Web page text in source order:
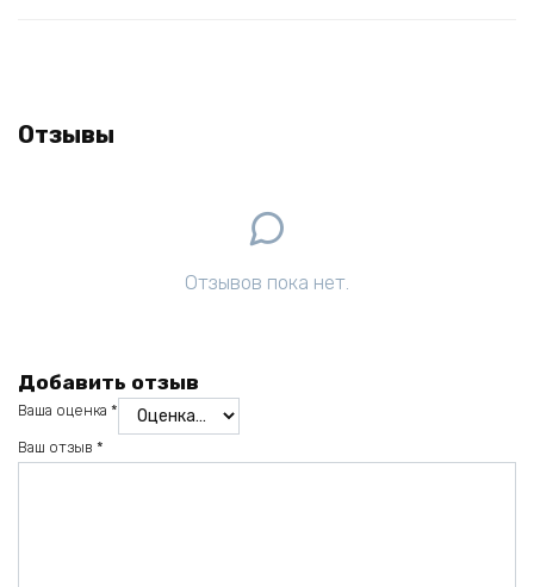
Отзывы
Отзывов пока нет.
Добавить отзыв
Ваша оценка *
Ваш отзыв *